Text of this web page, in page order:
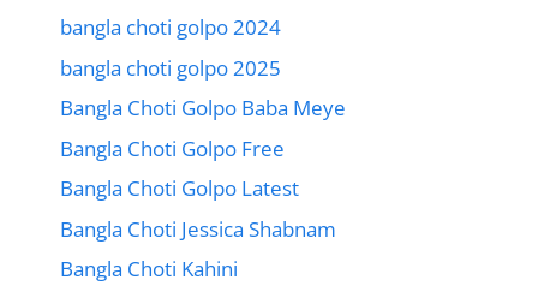
bangla choti golpo 2024
bangla choti golpo 2025
Bangla Choti Golpo Baba Meye
Bangla Choti Golpo Free
Bangla Choti Golpo Latest
Bangla Choti Jessica Shabnam
Bangla Choti Kahini